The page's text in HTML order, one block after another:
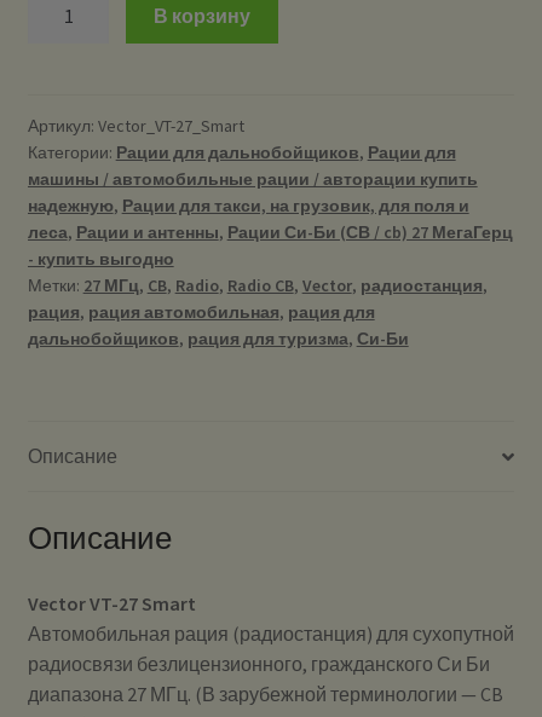
Smart
-
Рация
Си-
Би
(CB)
27
МГц
В корзину
Артикул: Vector_VT-27_Smart
Категории: Рации для дальнобойщиков, Рации для
машины / автомобильные рации / авторации купить
надежную, Рации для такси, на грузовик, для поля и
леса, Рации и антенны, Рации Си-Би (СВ / cb) 27 МегаГерц
- купить выгодно
Метки: 27 МГц, CB, Radio, Radio CB, Vector, радиостанция,
рация, рация автомобильная, рация для
дальнобойщиков, рация для туризма, Си-Би
Описание
Описание
Vector VT-27 Smart
Автомобильная рация (радиостанция) для сухопутной
радиосвязи безлицензионного, гражданского Си Би
диапазона 27 МГц. (В зарубежной терминологии — CB